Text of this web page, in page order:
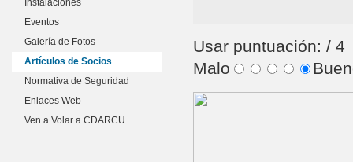
Usar puntuación: / 4
Malo
Instalaciones
Eventos
Galería de Fotos
Artículos de Socios
Normativa de Seguridad
Enlaces Web
Ven a Volar a CDARCU